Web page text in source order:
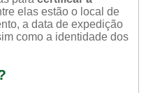
elas estão o local de
a data de expedição
como a identidade dos